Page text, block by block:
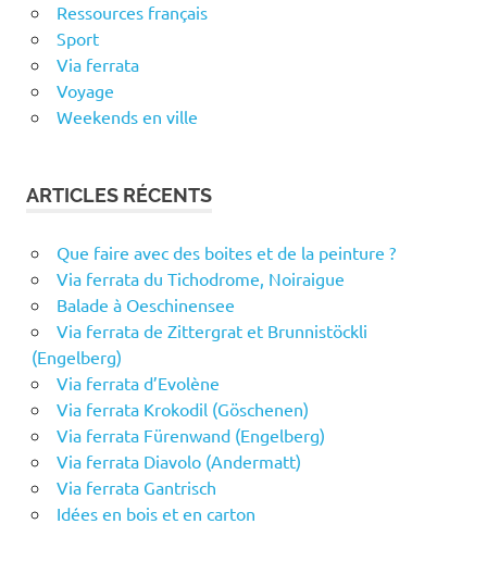
Ressources français
Sport
Via ferrata
Voyage
Weekends en ville
ARTICLES RÉCENTS
Que faire avec des boites et de la peinture ?
Via ferrata du Tichodrome, Noiraigue
Balade à Oeschinensee
Via ferrata de Zittergrat et Brunnistöckli
(Engelberg)
Via ferrata d’Evolène
Via ferrata Krokodil (Göschenen)
Via ferrata Fürenwand (Engelberg)
Via ferrata Diavolo (Andermatt)
Via ferrata Gantrisch
Idées en bois et en carton